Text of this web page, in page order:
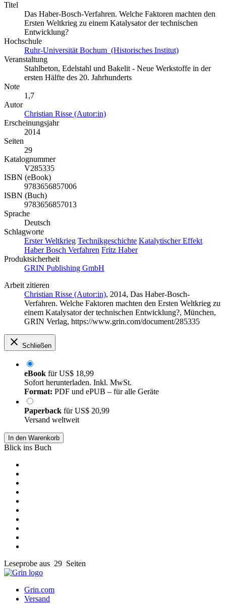
Titel
Das Haber-Bosch-Verfahren. Welche Faktoren machten den
Ersten Weltkrieg zu einem Katalysator der technischen
Entwicklung?
Hochschule
Ruhr-Universität Bochum (Historisches Institut)
Veranstaltung
Stahlbeton, Edelstahl und Bakelit - Neue Werkstoffe in der
ersten Hälfte des 20. Jahrhunderts
Note
1,7
Autor
Christian Risse (Autor:in)
Erscheinungsjahr
2014
Seiten
29
Katalognummer
V285335
ISBN (eBook)
9783656857006
ISBN (Buch)
9783656857013
Sprache
Deutsch
Schlagworte
Erster Weltkrieg Technikgeschichte Katalytischer Effekt
Haber Bosch Verfahren Fritz Haber
Produktsicherheit
GRIN Publishing GmbH
Arbeit zitieren
Christian Risse (Autor:in), 2014, Das Haber-Bosch-
Verfahren. Welche Faktoren machten den Ersten Weltkrieg zu
einem Katalysator der technischen Entwicklung?, München,
GRIN Verlag, https://www.grin.com/document/285335
Schließen
eBook fürUS$ 18,99
Sofort herunterladen. Inkl. MwSt.
Format: PDF und ePUB – für alle Geräte
Paperback fürUS$ 20,99
Versand weltweit
In den Warenkorb
Blick ins Buch
Leseprobe aus 29 Seiten
Grin.com
Versand